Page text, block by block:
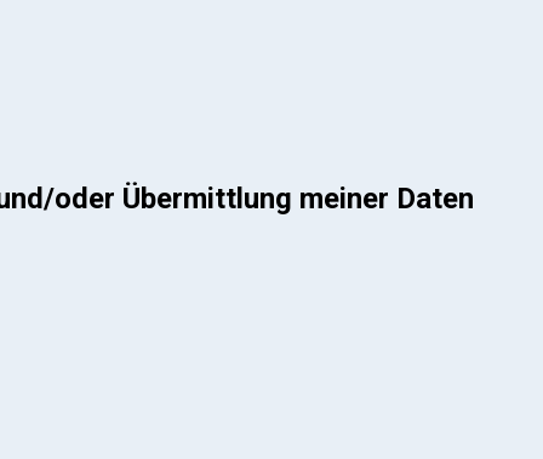
oder Übermittlung meiner Daten